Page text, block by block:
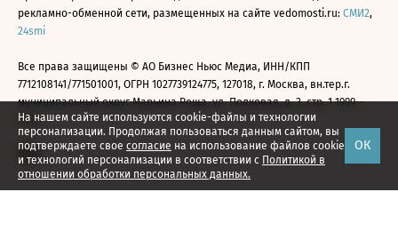
На нашем сайте используются cookie-файлы и технологии
персонализации. Продолжая пользоваться данным сайтом, вы
подтверждаете свое согласие на использование файлов cookie
и технологий персонализации в соответствии с Политикой в
отношении обработки персональных данных.
ОК
рекламно-обменной сети, размещенных на сайте vedomosti.ru: СМИ2,
24smi
Все права защищены © АО Бизнес Ньюс Медиа, ИНН/КПП
7712108141/771501001, ОГРН 1027739124775, 127018, г. Москва, вн.тер.г.
муниципальный округ Марьина Роща, ул. Полковая, д. 3, стр. 1 1999—
2026